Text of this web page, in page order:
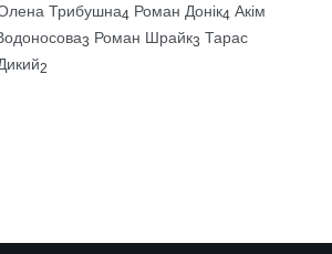
Трибушна4 Роман Донік4 Акім
3 Роман Шрайк3 Тарас
2